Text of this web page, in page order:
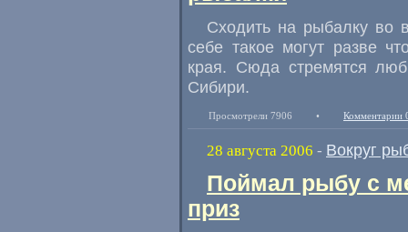
Сходить на рыбалку во
себе такое могут разве
края. Сюда стремятся
Сибири.
Просмотрели 7906 • Комментарии
28 августа 2006 - Вокруг
Поймал рыбу с
приз